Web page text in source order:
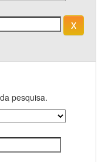
pesquisa.